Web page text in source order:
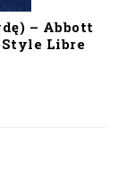
– Abbott
Libre